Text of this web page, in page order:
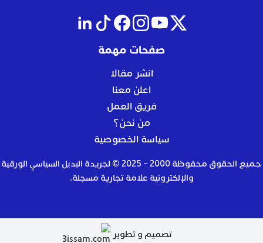
صفحات مهمة
انشر مقالا
اعلن معنا
فريق العمل
من نحن؟
سياسة الخصوصية
جميع الحقوق محفوظة 2000 – 2025 © لجريدة البديل السياسي الورقية
والإلكترونية علامة تجارية مسجلة.
تصميم و تطوير